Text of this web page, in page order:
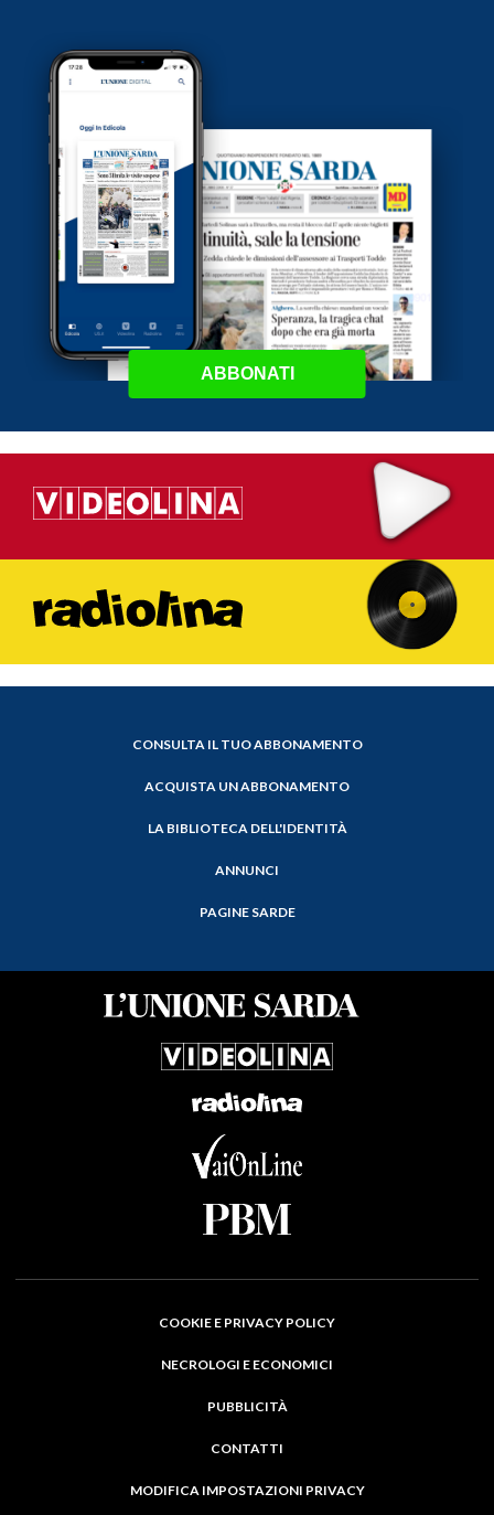
ABBONATI
CONSULTA IL TUO ABBONAMENTO
ACQUISTA UN ABBONAMENTO
LA BIBLIOTECA DELL'IDENTITÀ
ANNUNCI
PAGINE SARDE
COOKIE E PRIVACY POLICY
NECROLOGI E ECONOMICI
PUBBLICITÀ
CONTATTI
MODIFICA IMPOSTAZIONI PRIVACY